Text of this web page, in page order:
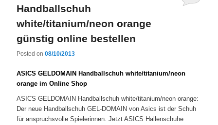
Handballschuh
white/titanium/neon orange
günstig online bestellen
Posted on08/10/2013
ASICS GELDOMAIN Handballschuh white/titanium/neon
orange im Online Shop
ASICS GELDOMAIN Handballschuh white/titanium/neon orange:
Der neue Handballschuh GEL-DOMAIN von Asics ist der Schuh
für anspruchsvolle Spielerinnen. Jetzt ASICS Hallenschuhe